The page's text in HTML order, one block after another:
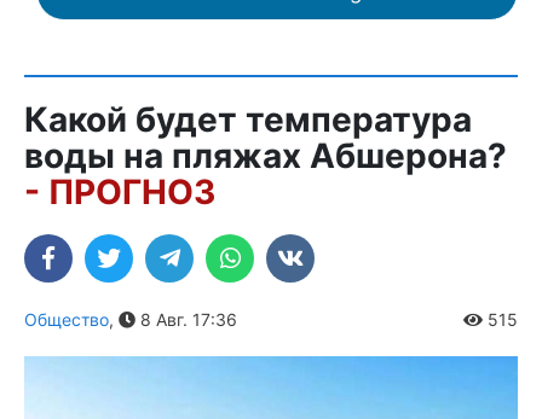
Какой будет температура
воды на пляжах Абшерона?
- ПРОГНОЗ
Общество, 8 Авг. 17:36 515